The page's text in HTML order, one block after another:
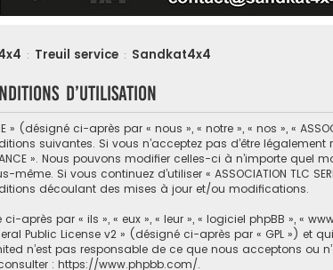
: Treuil service : Sandkat4x4
d’utilisation
» (désigné ci-après par « nous », « notre », « nos », «
suivantes. Si vous n’acceptez pas d’être
». Nous pouvons modifier celles-ci à n’importe
Si vous continuez d’utiliser « ASSOCIATION TLC
découlant des mises à jour et/ou modifications.
par « ils », « eux », « leur », « logiciel phpBB », «
Public License v2 » (désigné ci-après par « GPL ») et
n’est pas responsable de ce que nous acceptons
: https://www.phpbb.com/.